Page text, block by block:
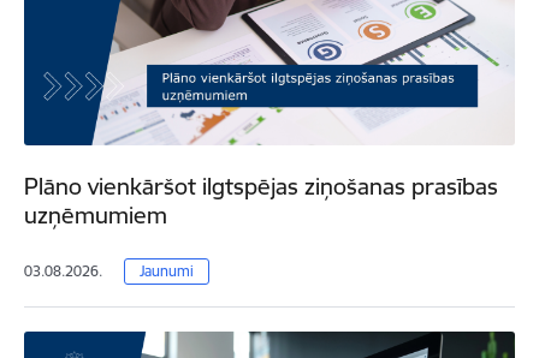
Plāno vienkāršot ilgtspējas ziņošanas prasības
uzņēmumiem
03.08.2026. Jaunumi